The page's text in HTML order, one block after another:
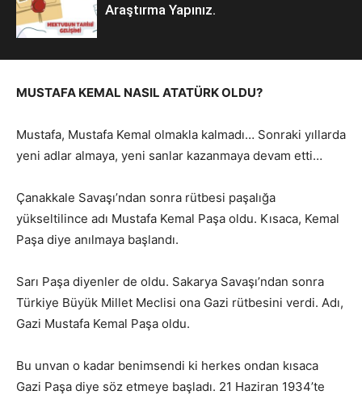
Araştırma Yapınız.
MUSTAFA KEMAL NASIL ATATÜRK OLDU?
Mustafa, Mustafa Kemal olmakla kalmadı… Sonraki yıllarda
yeni adlar almaya, yeni sanlar kazanmaya devam etti…
Çanakkale Savaşı’ndan sonra rütbesi paşalığa
yükseltilince adı Mustafa Kemal Paşa oldu. Kısaca, Kemal
Paşa diye anılmaya başlandı.
Sarı Paşa diyenler de oldu. Sakarya Savaşı’ndan sonra
Türkiye Büyük Millet Meclisi ona Gazi rütbesini verdi. Adı,
Gazi Mustafa Kemal Paşa oldu.
Bu unvan o kadar benimsendi ki herkes ondan kısaca
Gazi Paşa diye söz etmeye başladı. 21 Haziran 1934’te